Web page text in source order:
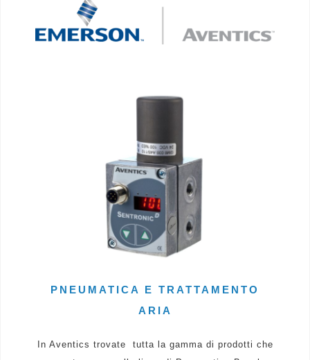
PNEUMATICA E TRATTAMENTO
ARIA
In Aventics trovate tutta la gamma di prodotti che